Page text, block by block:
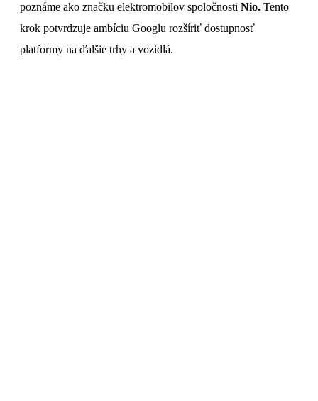
poznáme ako značku elektromobilov spoločnosti Nio. Tento
krok potvrdzuje ambíciu Googlu rozšíriť dostupnosť
platformy na ďalšie trhy a vozidlá.